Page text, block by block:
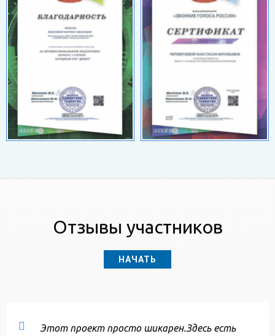
Отзывы участников
НАЧАТЬ
Этот проект просто шикарен.Здесь есть